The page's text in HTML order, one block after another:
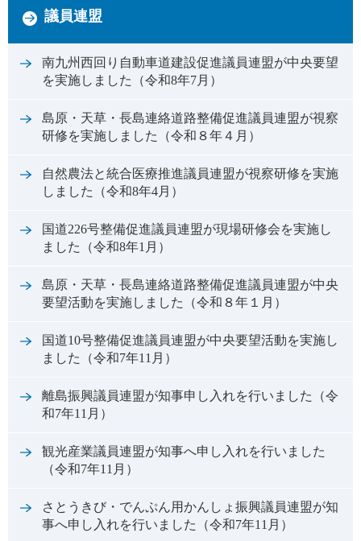
議員連盟
南九州西回り自動車道建設促進議員連盟が中央要望
を実施しました（令和8年7月）
島原・天草・長島連絡道路整備促進議員連盟が視察
研修を実施しました（令和８年４月）
自然農法と統合医療推進議員連盟が視察研修を実施
しました（令和8年4月）
国道226号整備促進議員連盟が現場研修会を実施し
ました（令和8年1月）
島原・天草・長島連絡道路整備促進議員連盟が中央
要望活動を実施しました（令和８年１月）
国道10号整備促進議員連盟が中央要望活動を実施し
ました（令和7年11月）
離島振興議員連盟が知事申し入れを行いました（令
和7年11月）
観光産業議員連盟が知事へ申し入れを行いました
（令和7年11月）
さとうきび・でんぷん用かんしょ振興議員連盟が知
事へ申し入れを行いました（令和7年11月）